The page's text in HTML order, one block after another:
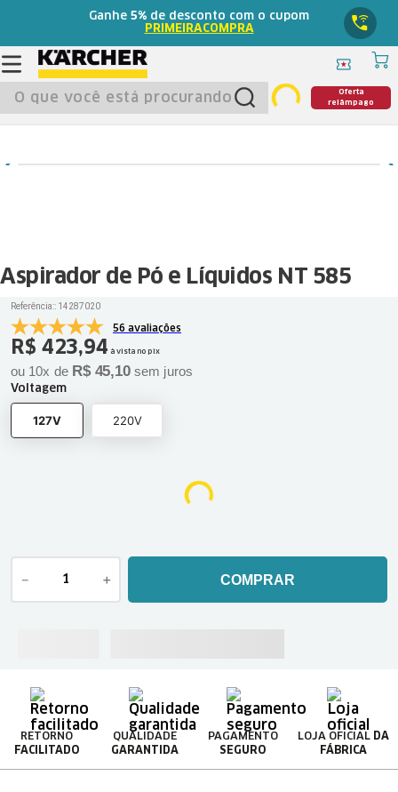
Ganhe 5% de desconto com o cupom
PRIMEIRACOMPRA
O que você está procurando?
Oferta
relâmpago
Aspirador de Pó e Líquidos NT 585
Referência:: 14287020
56 avaliações
R$ 423,94 à vista no pix
ou 10x de R$ 45,10 sem juros
Voltagem
127V 220V
＋
－ COMPRAR
RETORNO
FACILITADO
QUALIDADE
GARANTIDA
PAGAMENTO
SEGURO
LOJA OFICIAL DA
FÁBRICA